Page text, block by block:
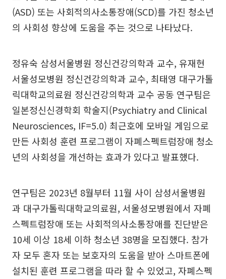
(ASD) 또는 사회적의사소통장애(SCD)를 가진 청소년
의 사회성 향상에 도움을 주는 것으로 나타났다.
정유숙 삼성서울병원 정신건강의학과 교수, 유재현
서울성모병원 정신건강의학과 교수, 최태영 대구가톨
릭대학교의료원 정신건강의학과 교수 공동 연구팀은
일본정신신경학회 학술지(Psychiatry and Clinical
Neurosciences, IF=5.0) 최근호에 모바일 게임으로
만든 사회성 훈련 프로그램이 자폐스펙트럼장애 청소
년의 사회성을 개선하는 효과가 있다고 발표했다.
연구팀은 2023년 8월부터 11월 사이 삼성서울병원
과 대구가톨릭대학교의료원, 서울성모병원에서 자폐
스펙트럼장애 또는 사회적의사소통장애를 진단받은
10세 이상 18세 이하 청소년 38명을 모집했다. 참가
자 모두 혼자 또는 보호자의 도움을 받아 스마트폰에
설치된 훈련 프로그램을 따라 할 수 있었고, 자폐스펙